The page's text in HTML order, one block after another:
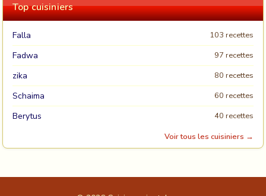
Top cuisiniers
Falla 103 recettes
Fadwa 97 recettes
zika 80 recettes
Schaima 60 recettes
Berytus
40 recettes
Voir tous les cuisiniers →